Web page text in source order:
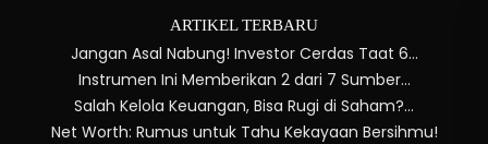
ARTIKEL TERBARU
Jangan Asal Nabung! Investor Cerdas Taat 6…
Instrumen Ini Memberikan 2 dari 7 Sumber…
Salah Kelola Keuangan, Bisa Rugi di Saham?…
Net Worth: Rumus untuk Tahu Kekayaan Bersihmu!